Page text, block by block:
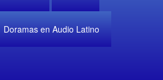
Doramas en Audio Latino